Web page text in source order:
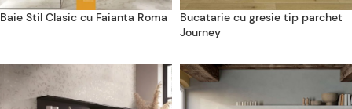
Baie Stil Clasic cu Faianta Roma
Bucatarie cu gresie tip parchet
Journey